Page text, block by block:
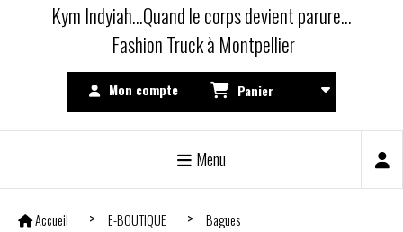
Kym Indyiah...Quand le corps devient parure...
Fashion Truck à Montpellier
Mon compte Panier
Menu
Accueil E-BOUTIQUE
Bagues